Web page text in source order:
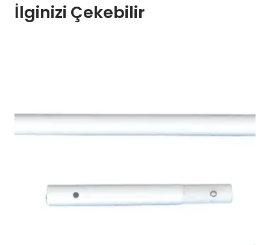
İlginizi Çekebilir